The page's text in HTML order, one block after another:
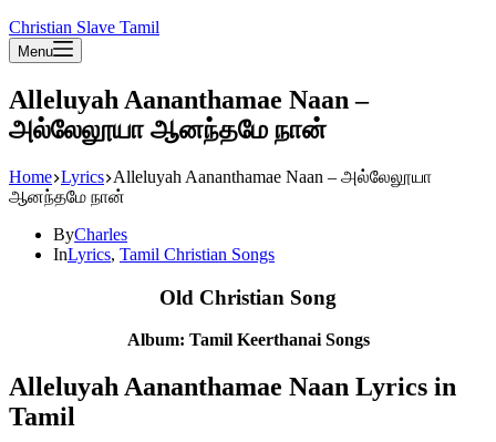
Christian Slave Tamil
Menu
Alleluyah Aananthamae Naan –
அல்லேலூயா ஆனந்தமே நான்
Home Lyrics Alleluyah Aananthamae Naan – அல்லேலூயா
ஆனந்தமே நான்
ByCharles
InLyrics, Tamil Christian Songs
Old Christian Song
Album: Tamil Keerthanai Songs
Alleluyah Aananthamae Naan Lyrics in
Tamil